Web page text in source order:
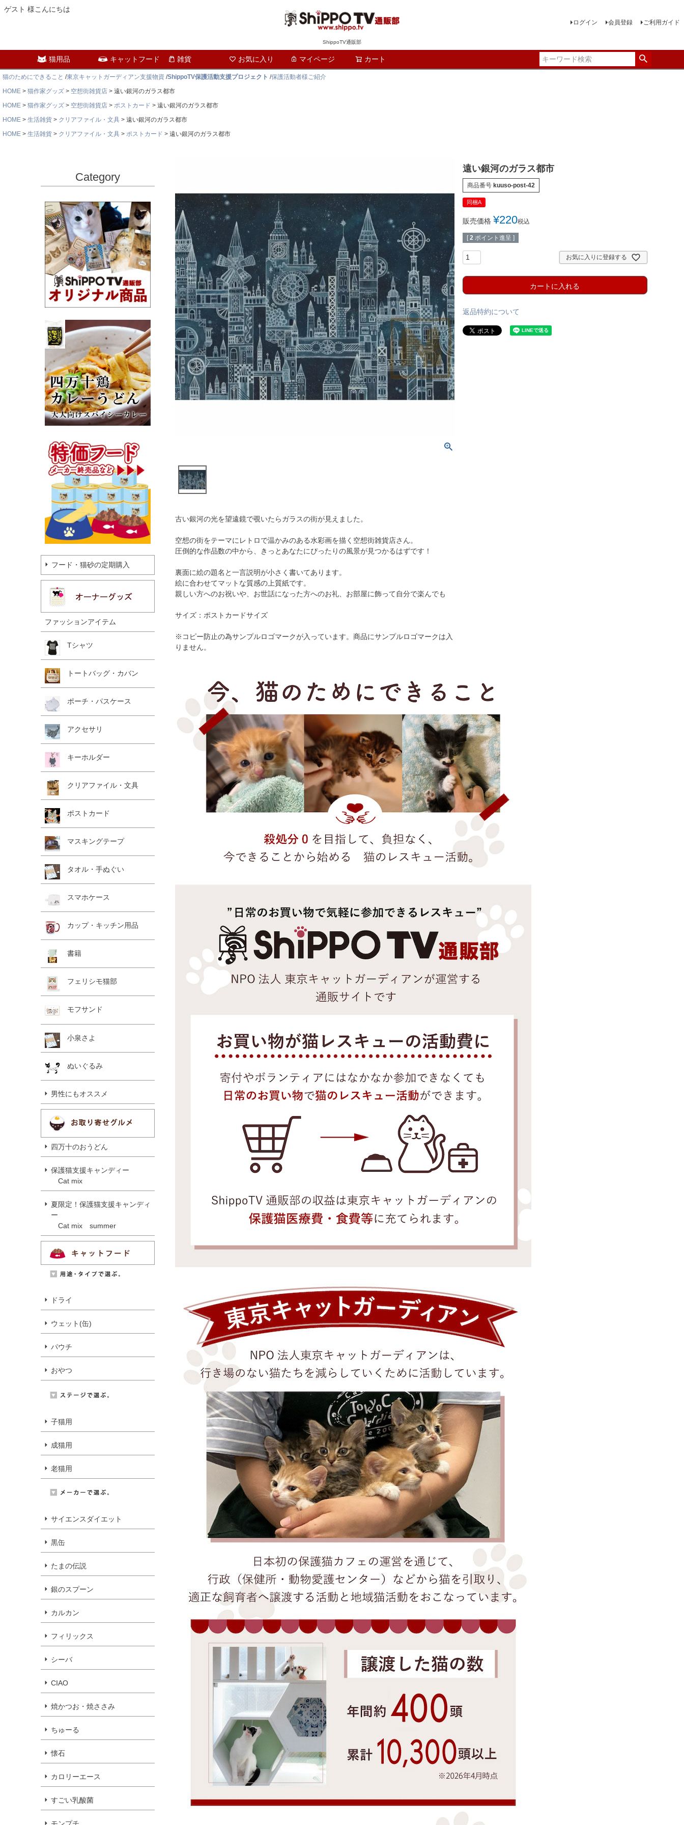
ゲスト 様こんにちは
ShippoTV通販部
ログイン 会員登録 ご利用ガイド
猫用品 キャットフード 雑貨 お気に入り マイページ カート検索
猫のためにできること /東京キャットガーディアン支援物資 /ShippoTV保護活動支援プロジェクト /保護活動者様ご紹介
HOME
猫作家グッズ 空想街雑貨店
遠い銀河のガラス都市
HOME
猫作家グッズ 空想街雑貨店 ポストカード
遠い銀河のガラス都市
HOME
生活雑貨 クリアファイル・文具
遠い銀河のガラス都市
HOME
生活雑貨 クリアファイル・文具 ポストカード 遠い銀河のガラス都市
Category
フード・猫砂の定期購入
ファッションアイテム
Tシャツ
トートバッグ・カバン
ポーチ・パスケース
アクセサリ
キーホルダー
クリアファイル・文具
ポストカード
マスキングテープ
タオル・手ぬぐい
スマホケース
カップ・キッチン用品
書籍
フェリシモ猫部
モフサンド
小泉さよ
ぬいぐるみ
男性にもオススメ
四万十のおうどん
保護猫支援キャンディー
Cat mix
夏限定！保護猫支援キャンディ
ー
Cat mix summer
ドライ
ウェット(缶)
パウチ
おやつ
子猫用
成猫用
老猫用
サイエンスダイエット
黒缶
たまの伝説
銀のスプーン
カルカン
フィリックス
シーバ
CIAO
焼かつお・焼ささみ
ちゅーる
懐石
カロリーエース
すごい乳酸菌
古い銀河の光を望遠鏡で覗いたらガラスの街が見えました。
空想の街をテーマにレトロで温かみのある水彩画を描く空想街雑貨店さん。
圧倒的な作品数の中から、きっとあなたにぴったりの風景が見つかるはずです！
裏面に絵の題名と一言説明が小さく書いてあります。
絵に合わせてマットな質感の上質紙です。
親しい方へのお祝いや、お世話になった方へのお礼、お部屋に飾って自分で楽んでも
サイズ：ポストカードサイズ
※コピー防止の為サンプルロゴマークが入っています。商品にサンプルロゴマークは入
りません。
遠い銀河のガラス都市
商品番号 kuuso-post-42
同梱A
販売価格 ¥220税込
[ 2 ポイント進呈 ]
お気に入りに登録する
カートに入れる
返品特約について